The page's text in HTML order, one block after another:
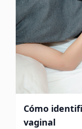
Cómo
vaginal